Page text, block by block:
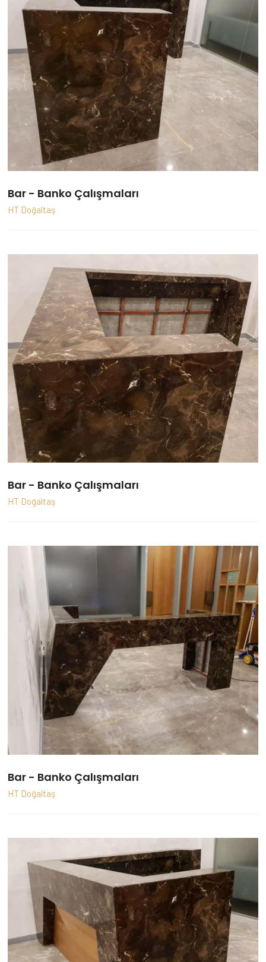
Bar - Banko Çalışmaları
HT Doğaltaş
Bar - Banko Çalışmaları
HT Doğaltaş
Bar - Banko Çalışmaları
HT Doğaltaş